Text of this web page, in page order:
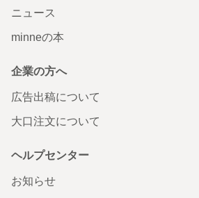
ニュース
minneの本
企業の方へ
広告出稿について
大口注文について
ヘルプセンター
お知らせ